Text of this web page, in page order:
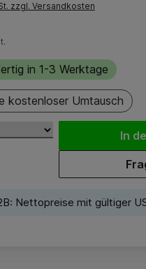
zzgl. Versandkosten
in 1-3 Werktage
kostenloser Umtausch
In
Nettopreise mit gültiger